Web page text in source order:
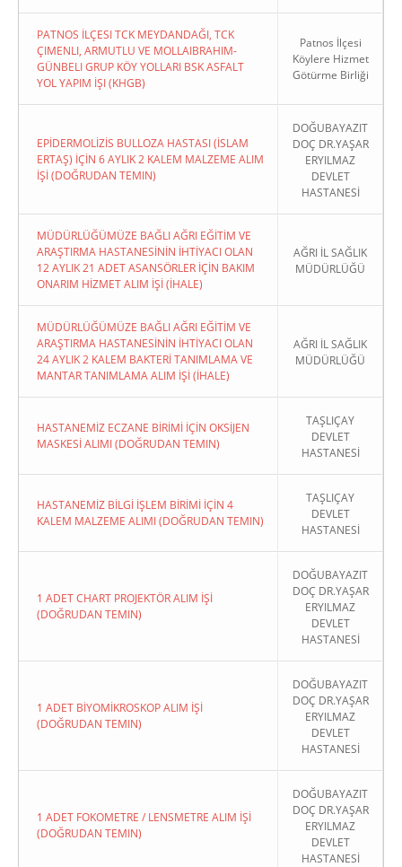
PATNOS İLÇESI TCK MEYDANDAĞI, TCK
ÇIMENLI, ARMUTLU VE MOLLAIBRAHIM-
GÜNBELI GRUP KÖY YOLLARI BSK ASFALT
YOL YAPIM İŞI (KHGB)
Patnos İlçesi
Köylere Hizmet
Götürme Birliği
EPİDERMOLİZİS BULLOZA HASTASI (İSLAM
ERTAŞ) İÇİN 6 AYLIK 2 KALEM MALZEME ALIM
İŞİ (DOĞRUDAN TEMIN)
DOĞUBAYAZIT
DOÇ DR.YAŞAR
ERYILMAZ
DEVLET
HASTANESİ
MÜDÜRLÜĞÜMÜZE BAĞLI AĞRI EĞİTİM VE
ARAŞTIRMA HASTANESİNİN İHTİYACI OLAN
12 AYLIK 21 ADET ASANSÖRLER İÇİN BAKIM
ONARIM HİZMET ALIM İŞİ (İHALE)
AĞRI İL SAĞLIK
MÜDÜRLÜĞÜ
MÜDÜRLÜĞÜMÜZE BAĞLI AĞRI EĞİTİM VE
ARAŞTIRMA HASTANESİNİN İHTİYACI OLAN
24 AYLIK 2 KALEM BAKTERİ TANIMLAMA VE
MANTAR TANIMLAMA ALIM İŞİ (İHALE)
AĞRI İL SAĞLIK
MÜDÜRLÜĞÜ
HASTANEMİZ ECZANE BİRİMİ İÇİN OKSİJEN
MASKESİ ALIMI (DOĞRUDAN TEMIN)
TAŞLIÇAY
DEVLET
HASTANESİ
HASTANEMİZ BİLGİ İŞLEM BİRİMİ İÇİN 4
KALEM MALZEME ALIMI (DOĞRUDAN TEMIN)
TAŞLIÇAY
DEVLET
HASTANESİ
1 ADET CHART PROJEKTÖR ALIM İŞİ
(DOĞRUDAN TEMIN)
DOĞUBAYAZIT
DOÇ DR.YAŞAR
ERYILMAZ
DEVLET
HASTANESİ
1 ADET BİYOMİKROSKOP ALIM İŞİ
(DOĞRUDAN TEMIN)
DOĞUBAYAZIT
DOÇ DR.YAŞAR
ERYILMAZ
DEVLET
HASTANESİ
1 ADET FOKOMETRE / LENSMETRE ALIM İŞİ
(DOĞRUDAN TEMIN)
DOĞUBAYAZIT
DOÇ DR.YAŞAR
ERYILMAZ
DEVLET
HASTANESİ